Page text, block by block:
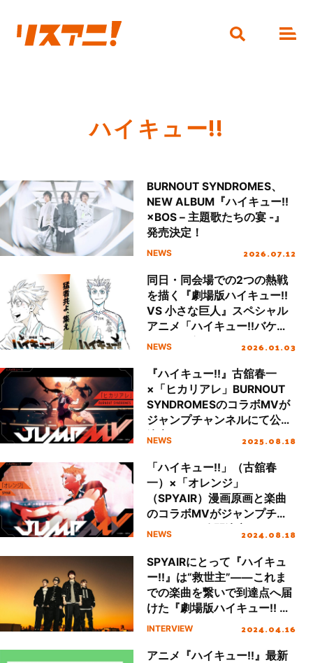
ハイキュー!!
BURNOUT SYNDROMES、
NEW ALBUM『ハイキュー!!
×BOS – 主題歌たちの宴 -』
発売決定！
NEWS 2026.07.12
同日・同会場での2つの熱戦
を描く『劇場版ハイキュー!!
VS 小さな巨人』スペシャル
アニメ「ハイキュー!!バケモ
ノたちの行くところ」2027
NEWS 2026.01.03
『ハイキュー!!』古舘春一
×「ヒカリアレ」BURNOUT
SYNDROMESのコラボMVが
ジャンプチャンネルにて公開
決定！
NEWS 2025.08.18
「ハイキュー!!」（古舘春
一）×「オレンジ」
（SPYAIR）漫画原画と楽曲
のコラボMVがジャンプチャ
ンネルにて公開決定！
NEWS 2024.08.18
SPYAIRにとって『ハイキュ
ー!!』は“救世主”――これま
での楽曲を繋いで到達点へ届
けた『劇場版ハイキュー!! ゴ
ミ捨て場の決戦』主題歌「オ
INTERVIEW 2024.04.16
アニメ『ハイキュー!!』最新